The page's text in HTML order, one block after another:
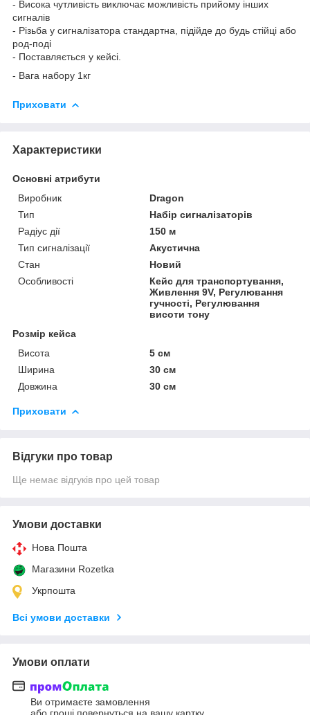
- Висока чутливість виключає можливість прийому інших
сигналів
- Різьба у сигналізатора стандартна, підійде до будь стійці або
род-поді
- Поставляється у кейсі.
- Вага набору 1кг
Приховати
Характеристики
Основні атрибути
Виробник
Dragon
Тип
Набір сигналізаторів
Радіус дії
150 м
Тип сигналізації
Акустична
Стан
Новий
Особливості
Кейс для транспортування,
Живлення 9V, Регулювання
гучності, Регулювання
висоти тону
Розмір кейса
Висота
5 см
Ширина
30 см
Довжина
30 см
Приховати
Відгуки про товар
Ще немає відгуків про цей товар
Умови доставки
Нова Пошта
Магазини Rozetka
Укрпошта
Всі умови доставки
Умови оплати
Ви отримаєте замовлення